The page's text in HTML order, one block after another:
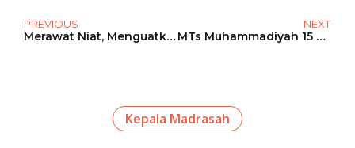
PREVIOUS
Merawat Niat, Menguatkan Karakter: Spiritual Journey MTs Mulimas Al Mizan Lamongan
NEXT
MTs Muhammadiyah 15 Al Mizan Gelar Rapat Bulanan, Siap Pertahankan Predikat A Unggul
Kepala Madrasah